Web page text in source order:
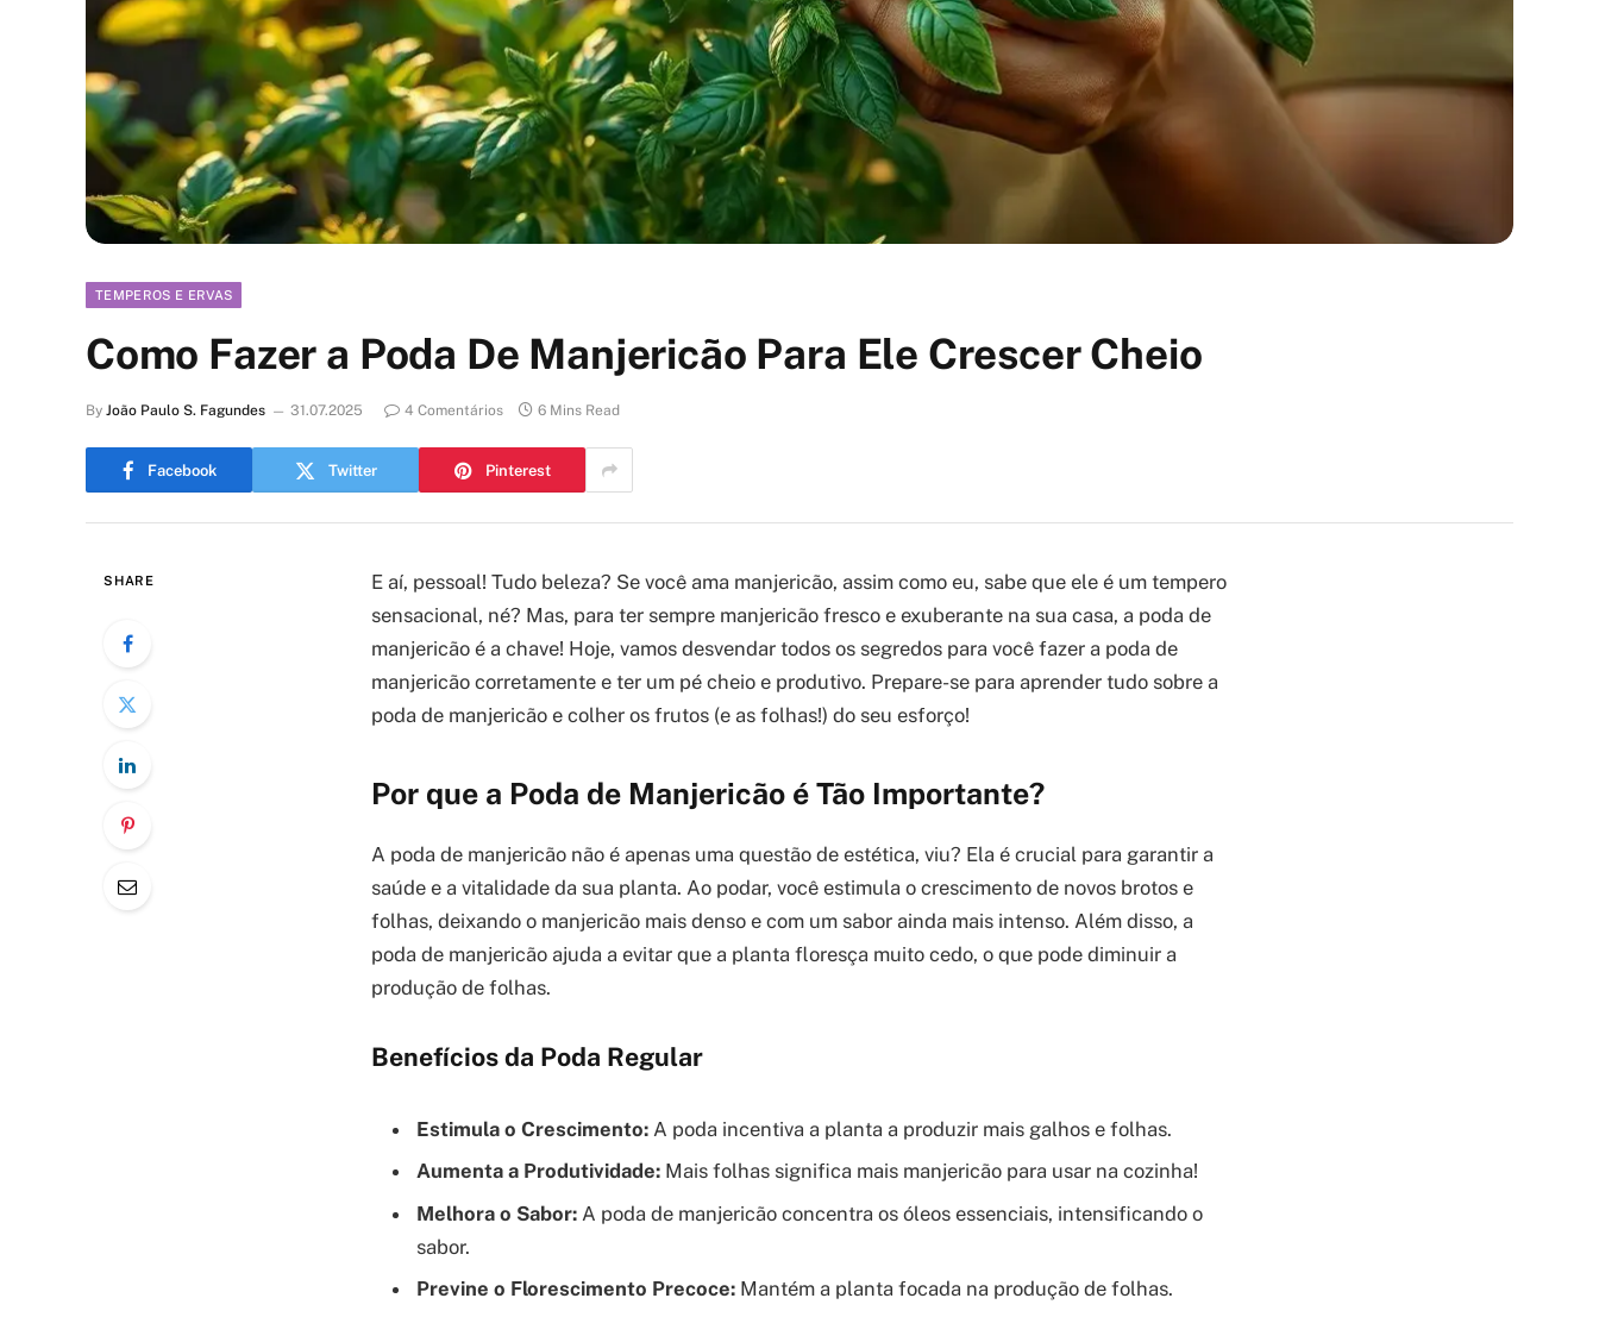
TEMPEROS E ERVAS
Como Fazer a Poda De Manjericão Para Ele Crescer Cheio
By João Paulo S. Fagundes 31.07.2025 4 Comentários 6 Mins Read
Facebook Twitter Pinterest
SHARE
E aí, pessoal! Tudo beleza? Se você ama manjericão, assim como eu, sabe que ele é um tempero
sensacional, né? Mas, para ter sempre manjericão fresco e exuberante na sua casa, a poda de
manjericão é a chave! Hoje, vamos desvendar todos os segredos para você fazer a poda de
manjericão corretamente e ter um pé cheio e produtivo. Prepare-se para aprender tudo sobre a
poda de manjericão e colher os frutos (e as folhas!) do seu esforço!
Por que a Poda de Manjericão é Tão Importante?
A poda de manjericão não é apenas uma questão de estética, viu? Ela é crucial para garantir a
saúde e a vitalidade da sua planta. Ao podar, você estimula o crescimento de novos brotos e
folhas, deixando o manjericão mais denso e com um sabor ainda mais intenso. Além disso, a
poda de manjericão ajuda a evitar que a planta floresça muito cedo, o que pode diminuir a
produção de folhas.
Benefícios da Poda Regular
Estimula o Crescimento: A poda incentiva a planta a produzir mais galhos e folhas.
Aumenta a Produtividade: Mais folhas significa mais manjericão para usar na cozinha!
Melhora o Sabor: A poda de manjericão concentra os óleos essenciais, intensificando o
sabor.
Previne o Florescimento Precoce: Mantém a planta focada na produção de folhas.